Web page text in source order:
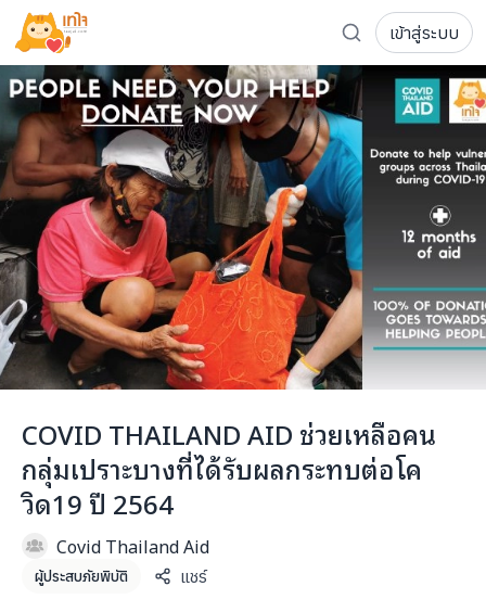
รู้จักเทใจ
โครงการ
เพจระดมทุน
เกี่ยวกับเรา
ความเคลื่อนไหว
ผู้บริจาค
การลดหย่อนภาษี
แฟนคลับศิลปิน
FAQ ผู้บริจาค
เจ้าของโครงการ
ส่งโครงการ
FAQ เจ้าของโครงการ
ติดต่อเรา
info@taejai.com
นโยบายความเป็นส่วนตัว
นโยบายการใช้งานคุกกี้
เข้าสู่ระบบ
COVID THAILAND AID ช่วยเหลือคน
กลุ่มเปราะบางที่ได้รับผลกระทบต่อโค
วิด19 ปี 2564
Covid Thailand Aid
ผู้ประสบภัยพิบัติ แชร์